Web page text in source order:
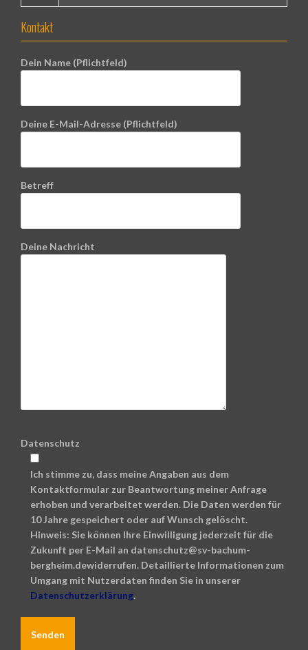
Kontakt
Dein Name (Pflichtfeld)
Deine E-Mail-Adresse (Pflichtfeld)
Betreff
Deine Nachricht
Datenschutz
Ich stimme zu, dass meine Angaben aus dem
Kontaktformular zur Beantwortung meiner Anfrage
erhoben und verarbeitet werden. Die Daten werden für
10 Jahre gespeichert oder auf Wunsch gelöscht.
Hinweis: Sie können Ihre Einwilligung jederzeit für die
Zukunft per E-Mail an datenschutz@sv-bachum-
bergheim.dewiderrufen. Detaillierte Informationen zum
Umgang mit Nutzerdaten finden Sie in unserer
Datenschutzerklärung.